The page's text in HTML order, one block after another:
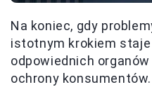
Na koniec, gdy
istotnym krokiem
odpowiednich
ochrony